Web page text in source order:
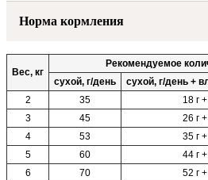
Норма кормления
Вес, кг
Рекомендуемое
сухой, г/день
сухой, г/день +
2
35
18 г
3
45
26 г
4
53
35 г
5
60
44 г
6
70
52 г